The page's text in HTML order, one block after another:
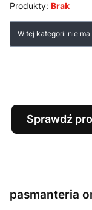
Produkty: Brak
Lista
W tej kategorii nie
Sprawdź
pasmanteria